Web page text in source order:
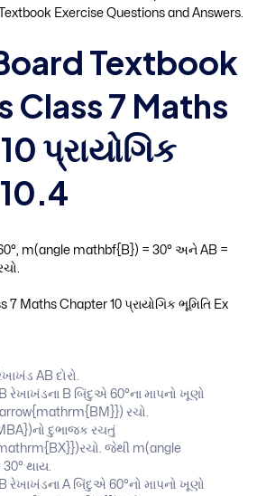
Textbook Exercise Questions and Answers.
Textbook
Class 7 Maths
પ્રાયોગિક
m(angle mathbf{B}) = 30° અને AB =
AB દોરો.
રેખાખંડના B બિંદુએ 60°ના માપનો ખૂણો
રચો.
દુભાજક રચતું
જેથી m(angle
થાય.
રેખાખંડના A બિંદુએ 60°નો માપનો ખૂણો